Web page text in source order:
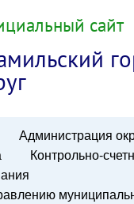
сайт
Администрация
Контрольно-